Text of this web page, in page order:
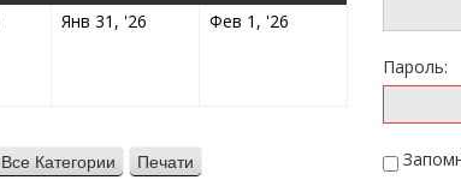
30.01.2026Янв 31, '26 31.01.2026Фев 1, '26
Все Категории Просмотр
Печати
Пароль: